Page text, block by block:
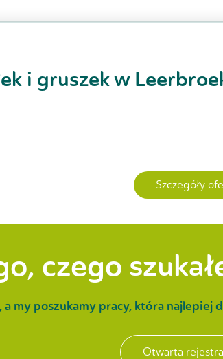
i gruszek w
Szczegóły
czego
my poszukamy pracy, która najlepiej
Otwarta